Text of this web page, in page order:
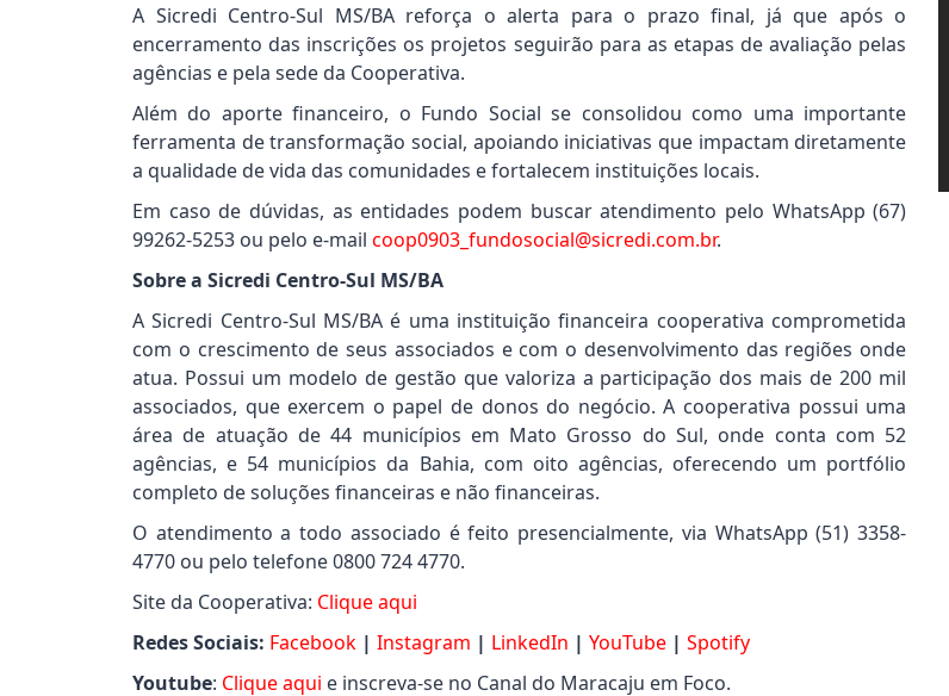
A Sicredi Centro-Sul MS/BA reforça o alerta para o prazo final, já que após o
encerramento das inscrições os projetos seguirão para as etapas de avaliação pelas
agências e pela sede da Cooperativa.
Além do aporte financeiro, o Fundo Social se consolidou como uma importante
ferramenta de transformação social, apoiando iniciativas que impactam diretamente
a qualidade de vida das comunidades e fortalecem instituições locais.
Em caso de dúvidas, as entidades podem buscar atendimento pelo WhatsApp (67)
99262-5253 ou pelo e-mail coop0903_fundosocial@sicredi.com.br.
Sobre a Sicredi Centro-Sul MS/BA
A Sicredi Centro-Sul MS/BA é uma instituição financeira cooperativa comprometida
com o crescimento de seus associados e com o desenvolvimento das regiões onde
atua. Possui um modelo de gestão que valoriza a participação dos mais de 200 mil
associados, que exercem o papel de donos do negócio. A cooperativa possui uma
área de atuação de 44 municípios em Mato Grosso do Sul, onde conta com 52
agências, e 54 municípios da Bahia, com oito agências, oferecendo um portfólio
completo de soluções financeiras e não financeiras.
O atendimento a todo associado é feito presencialmente, via WhatsApp (51) 3358-
4770 ou pelo telefone 0800 724 4770.
Site da Cooperativa: Clique aqui
Redes Sociais: Facebook | Instagram | LinkedIn | YouTube | Spotify
Youtube: Clique aqui e inscreva-se no Canal do Maracaju em Foco.